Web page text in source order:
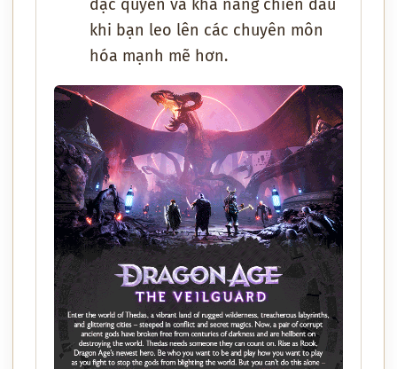
đặc quyền và khả năng chiến đấu
khi bạn leo lên các chuyên môn
hóa mạnh mẽ hơn.